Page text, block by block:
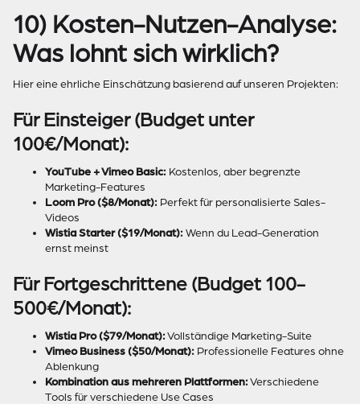
10) Kosten-Nutzen-Analyse:
Was lohnt sich wirklich?
Hier eine ehrliche Einschätzung basierend auf unseren Projekten:
Für Einsteiger (Budget unter
100€/Monat):
YouTube + Vimeo Basic: Kostenlos, aber begrenzte
Marketing-Features
Loom Pro ($8/Monat): Perfekt für personalisierte Sales-
Videos
Wistia Starter ($19/Monat): Wenn du Lead-Generation
ernst meinst
Für Fortgeschrittene (Budget 100-
500€/Monat):
Wistia Pro ($79/Monat):Vollständige Marketing-Suite
Vimeo Business ($50/Monat): Professionelle Features ohne
Ablenkung
Kombination aus mehreren Plattformen:Verschiedene
Tools für verschiedene Use Cases